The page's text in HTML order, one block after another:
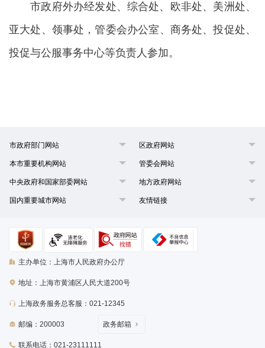
市政府外办经发处、综合处、欧非处、美洲处、
亚大处、领事处，管委会办公室、商务处、投促处、
投促与公服事务中心等负责人参加。
市政府部门网站 区政府网站
本市重要机构网站 管委会网站
中央政府和国家部委网站 地方政府网站
国内重要城市网站 友情链接
主办单位：上海市人民政府办公厅
地址：上海市黄浦区人民大道200号
上海政务服务总客服：021-12345
邮编：200003
联系电话：021-23111111
政务邮箱